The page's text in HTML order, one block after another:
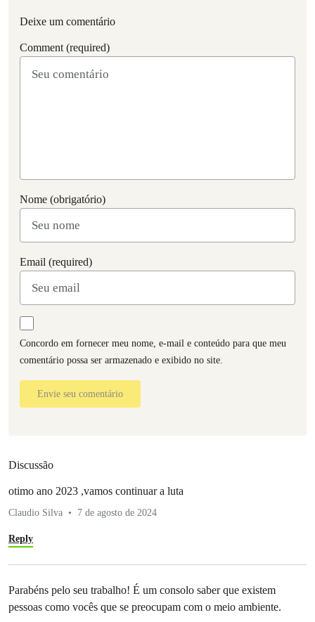
Deixe um comentário
Comment (required)
Nome (obrigatório)
Email (required)
Concordo em fornecer meu nome, e-mail e conteúdo para que meu
comentário possa ser armazenado e exibido no site.
Envie seu comentário
Discussão
otimo ano 2023 ,vamos continuar a luta
Claudio Silva 7 de agosto de 2024
Reply
Parabéns pelo seu trabalho! É um consolo saber que existem
pessoas como vocês que se preocupam com o meio ambiente.